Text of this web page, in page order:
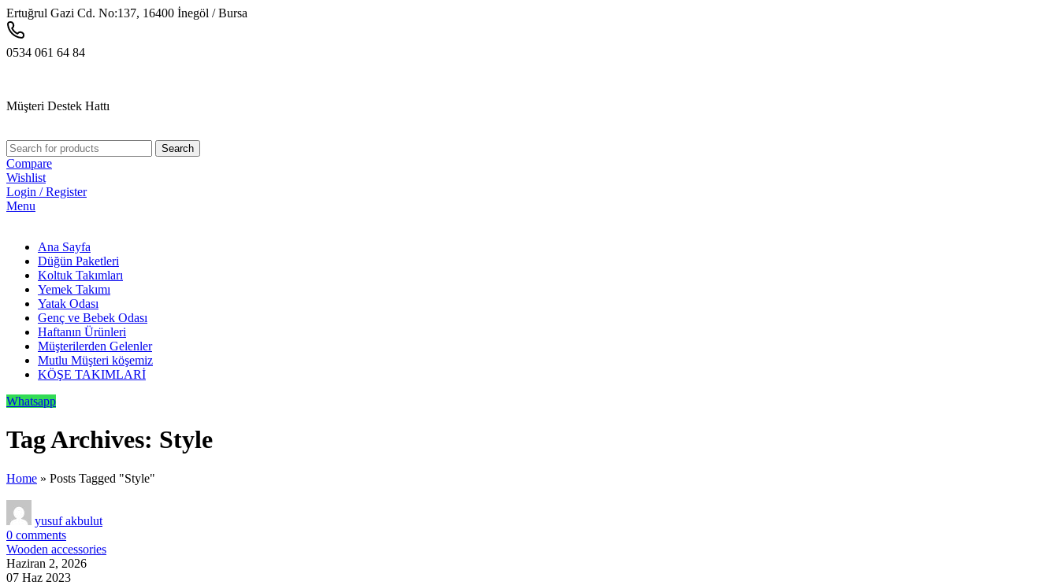
Ertuğrul Gazi Cd. No:137, 16400 İnegöl / Bursa
0534 061 64 84
Müşteri Destek Hattı
Search
Compare
Wishlist
Login / Register
Menu
Ana Sayfa
Düğün Paketleri
Koltuk Takımları
Yemek Takımı
Yatak Odası
Genç ve Bebek Odası
Haftanın Ürünleri
Müşterilerden Gelenler
Mutlu Müşteri köşemiz
KÖŞE TAKIMLARİ
Whatsapp
Tag Archives: Style
Home » Posts Tagged "Style"
yusuf akbulut
0 comments
Wooden accessories
Haziran 2, 2026
07 Haz 2023